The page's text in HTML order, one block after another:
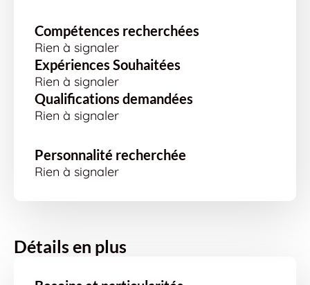
Compétences recherchées
Rien à signaler
Expériences Souhaitées
Rien à signaler
Qualifications demandées
Rien à signaler
Personnalité recherchée
Rien à signaler
Détails en plus